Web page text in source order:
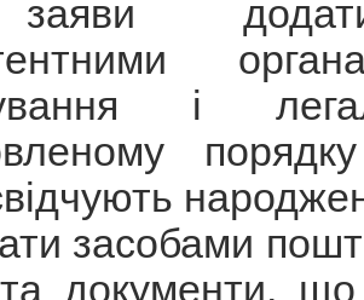
і
засобами
документи, що